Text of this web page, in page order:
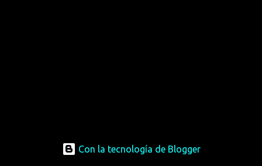
Con la tecnología de Blogger